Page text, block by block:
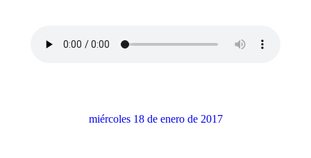
miércoles 18 de enero de 2017